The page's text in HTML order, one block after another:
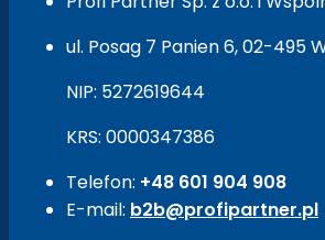
ul. Posag 7 Panien 6, 02-495
NIP: 5272619644
KRS: 0000347386
Telefon: +48 601 904 908
E-mail: b2b@profipartner.pl